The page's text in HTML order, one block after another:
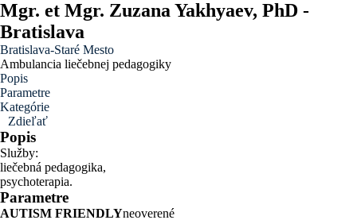
Mgr. et Mgr. Zuzana Yakhyaev, PhD -
Bratislava
Bratislava-Staré Mesto
Ambulancia liečebnej pedagogiky
Popis
Parametre
Kategórie
Zdieľať
Popis
Služby:
liečebná pedagogika,
psychoterapia.
Parametre
AUTISM FRIENDLYneoverené